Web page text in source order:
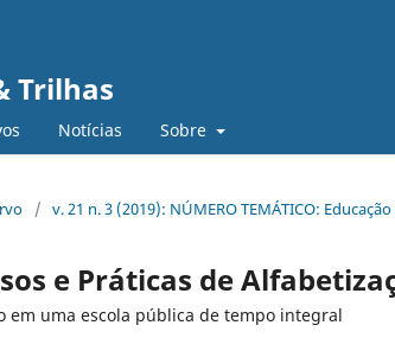
Trilhas
Notícias Sobre
/ v. 21 n. 3 (2019): NÚMERO TEMÁTICO:
e Práticas de
em uma escola pública de tempo integral